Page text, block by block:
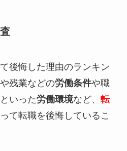
後悔した理由のランキン
残業などの労働条件や職
いった労働環境など、 転
て転職を後悔しているこ